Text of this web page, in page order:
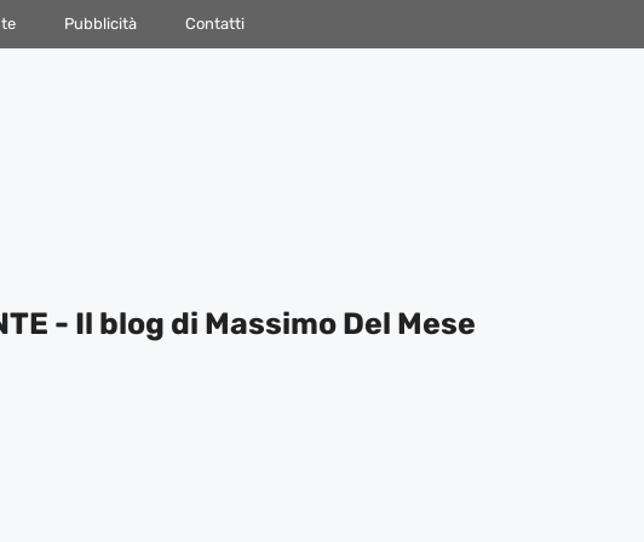
Pubblicità Contatti
- Il blog di Massimo Del Mese